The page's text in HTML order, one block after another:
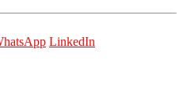
LinkedIn